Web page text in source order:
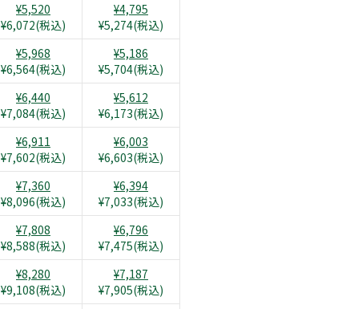
¥5,520
¥6,072(税込)
¥4,795
¥5,274(税込)
¥5,968
¥6,564(税込)
¥5,186
¥5,704(税込)
¥6,440
¥7,084(税込)
¥5,612
¥6,173(税込)
¥6,911
¥7,602(税込)
¥6,003
¥6,603(税込)
¥7,360
¥8,096(税込)
¥6,394
¥7,033(税込)
¥7,808
¥8,588(税込)
¥6,796
¥7,475(税込)
¥8,280
¥9,108(税込)
¥7,187
¥7,905(税込)